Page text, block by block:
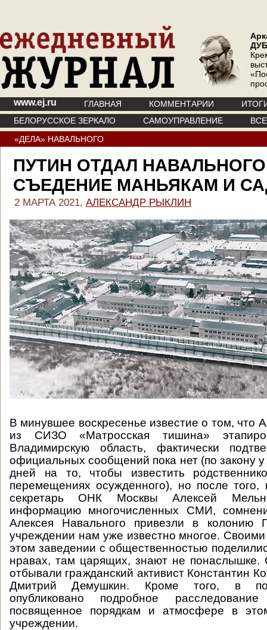
www.ej.ru ГЛАВНАЯ КОММЕНТАРИИ
БЕЛОРУССКОЕ ЗЕРКАЛО
САМОУПРАВЛЕНИЕ
«ДЕЛА» НАВАЛЬНОГО
ПУТИН ОТДАЛ
СЪЕДЕНИЕ МАНЬЯКАМ И
2 МАРТА 2021, АЛЕКСАНДР РЫКЛИН
В минувшее воскресенье известие о том, что
из СИЗО «Матросская тишина»
Владимирскую область, фактически
официальных сообщений пока нет (по закону
дней на то, чтобы известить
перемещениях осужденного), но после того,
секретарь ОНК Москвы Алексей
информацию многочисленных СМИ,
Алексея Навального привезли в колонию
учреждении нам уже известно многое.
этом заведении с общественностью
нравах, там царящих, знают не понаслышке.
отбывали гражданский активист Константин
Дмитрий Демушкин. Кроме того, в
опубликовано подробное
посвященное порядкам и атмосфере в
учреждении.